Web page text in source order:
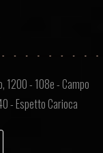
1200 - 108e - Campo
- Espetto Carioca